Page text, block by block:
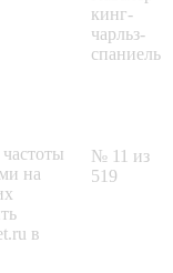
кинг-
чарльз-
спаниель
на
в
№ 11 из
519